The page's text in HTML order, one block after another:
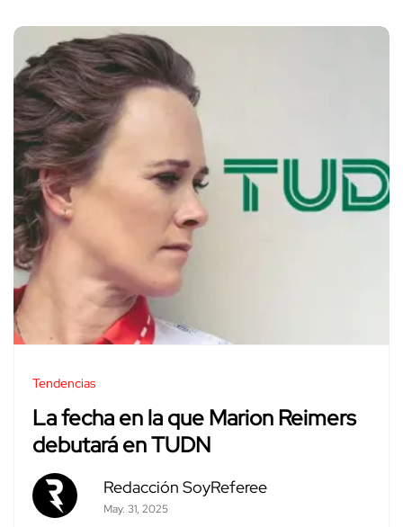
Tendencias
La fecha en la que Marion Reimers
debutará en TUDN
Redacción SoyReferee
May. 31, 2025